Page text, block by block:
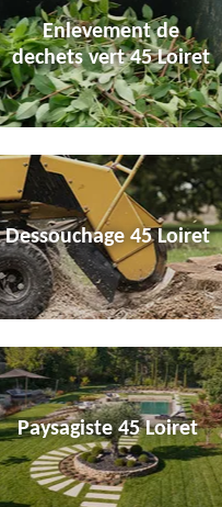
Enlevement de
dechets vert 45 Loiret
Dessouchage 45 Loiret
Paysagiste 45 Loiret